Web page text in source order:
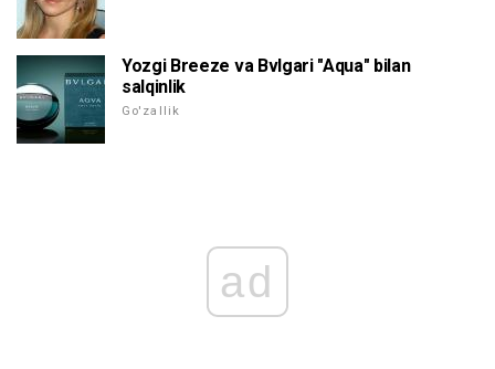
Yozgi Breeze va Bvlgari "Aqua" bilan
salqinlik
Go'zallik
ad